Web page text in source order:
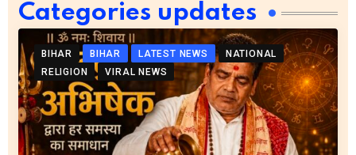
Categories updates
BIHAR BIHAR LATEST NEWS
NATIONAL
RELIGION
VIRAL NEWS